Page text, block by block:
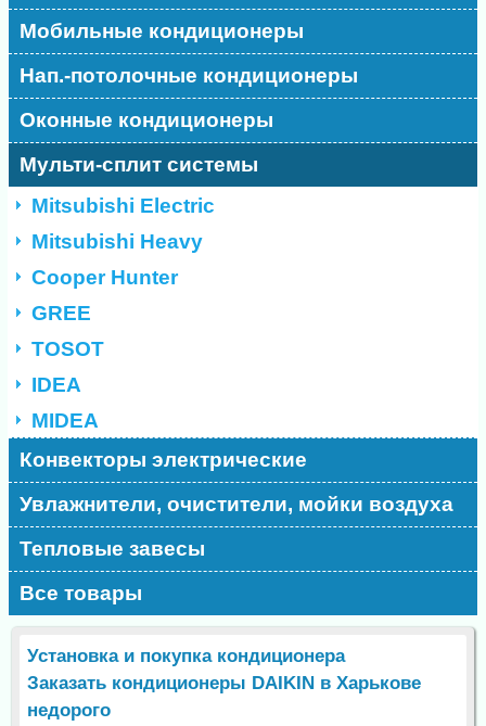
Мобильные кондиционеры
Нап.-потолочные кондиционеры
Оконные кондиционеры
Мульти-сплит системы
Mitsubishi Electric
Mitsubishi Heavy
Cooper Hunter
GREE
TOSOT
IDEA
MIDEA
Конвекторы электрические
Увлажнители, очистители, мойки воздуха
Тепловые завесы
Все товары
Установка и покупка кондиционера
Заказать кондиционеры DAIKIN в Харькове
недорого